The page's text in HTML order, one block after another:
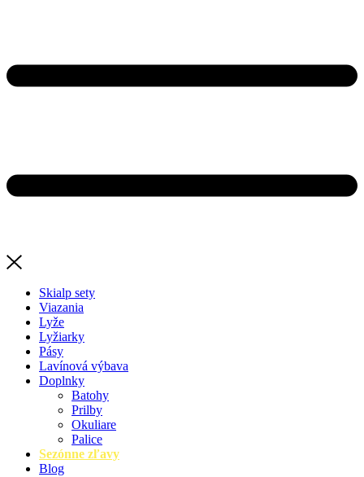
Skialp sety
Viazania
Lyže
Lyžiarky
Pásy
Lavínová výbava
Doplnky
Batohy
Prilby
Okuliare
Palice
Sezónne zľavy
Blog